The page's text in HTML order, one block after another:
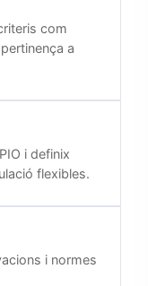
com
a
i definix
flexibles.
i normes